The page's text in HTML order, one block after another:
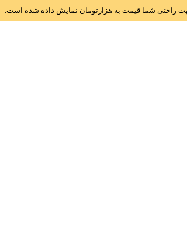
جهت راحتی شما قیمت به هزارتومان نمایش داده شده است.